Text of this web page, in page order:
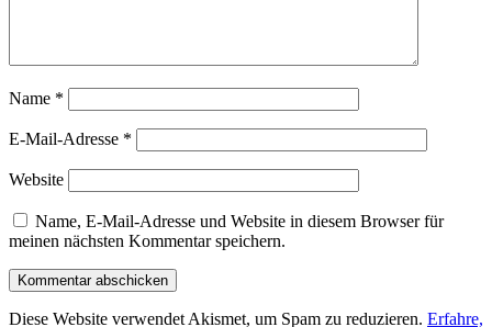
Name *
E-Mail-Adresse *
Website
Name, E-Mail-Adresse und Website in diesem Browser für
meinen nächsten Kommentar speichern.
Diese Website verwendet Akismet, um Spam zu reduzieren. Erfahre,